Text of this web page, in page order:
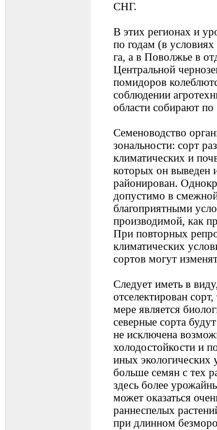
СНГ.
В этих регионах и
по годам (в
га, а в Поволжье в
Центральной
помидоров
соблюдении
области собирают по
Ceменоводство
зональности: сорт
климатических и
которых он выведен
районирован.
допустимо в
благоприятными
производимой, как
При повторных
климатических
сортов могут
Следует иметь в
отселектирован
мере является
северные сорта
не исключена
холодостойкости и
иных экологических
больше семян с тех
здесь более
может оказаться
раннеспелых
при длинном